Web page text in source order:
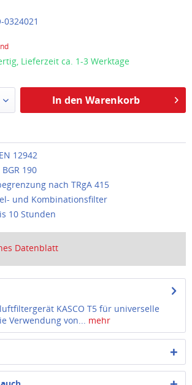
0324021
Lieferzeit ca. 1-3 Werktage
In den Warenkorb
12942
190
nach TRgA 415
und Kombinationsfilter
10 Stunden
Datenblatt
KASCO T5 für universelle
Verwendung von... mehr